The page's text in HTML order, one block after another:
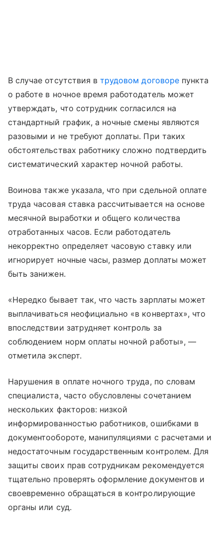
В случае отсутствия втрудовом договорепункта
о работе в ночное время работодатель может
утверждать, что сотрудник согласился на
стандартный график, а ночные смены являются
разовыми и не требуют доплаты. При таких
обстоятельствах работнику сложно подтвердить
систематический характер ночной работы.
Воинова также указала, что при сдельной оплате
труда часовая ставка рассчитывается на основе
месячной выработки и общего количества
отработанных часов. Если работодатель
некорректно определяет часовую ставку или
игнорирует ночные часы, размер доплаты может
быть занижен.
«Нередко бывает так, что часть зарплаты может
выплачиваться неофициально «в конвертах», что
впоследствии затрудняет контроль за
соблюдением норм оплаты ночной работы», —
отметила эксперт.
Нарушения в оплате ночного труда, по словам
специалиста, часто обусловлены сочетанием
нескольких факторов: низкой
информированностью работников, ошибками в
документообороте, манипуляциями с расчетами и
недостаточным государственным контролем. Для
защиты своих прав сотрудникам рекомендуется
тщательно проверять оформление документов и
своевременно обращаться в контролирующие
органы или суд.